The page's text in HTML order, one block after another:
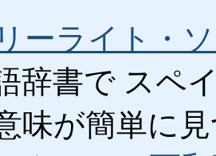
ーライト・
辞書で スペ
味が簡単に